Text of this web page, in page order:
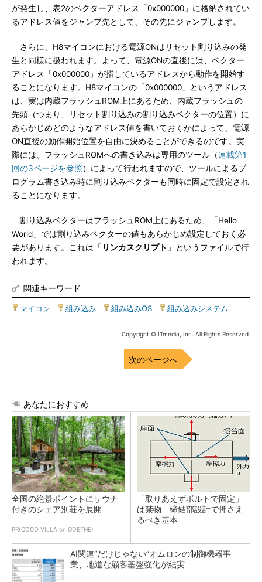
が発生し、表2のベクターアドレス「0x000000」に格納されてい
るアドレス値をジャンプ先として、その先にジャンプします。
さらに、H8マイコンにおける電源ONはリセット割り込みの発
生と同様に扱われます。よって、電源ONの直後には、ベクター
アドレス「0x000000」が指しているアドレスから動作を開始す
ることになります。H8マイコンの「0x000000」というアドレス
は、実は内蔵フラッシュROM上にあるため、内蔵フラッシュの
先頭（つまり、リセット割り込みの割り込みベクターの位置）に
あらかじめどのようなアドレス値を書いておくかによって、電源
ON直後の動作開始位置を自由に決めることができるのです。実
際には、フラッシュROMへの書き込みは専用のツール（連載第1
回の3ページを参照）によって行われますので、ツールによるプ
ログラム書き込み時に割り込みベクターも同時に固定で設定され
ることになります。
割り込みベクターはフラッシュROM上にあるため、「Hello
World」では割り込みベクターの値もあらかじめ設定しておく必
要があります。これは「 リンカスクリプト 」というファイルで行
われます。
関連キーワード
マイコン 組み込み 組み込みOS 組み込みシステム
Copyright © ITmedia, Inc. All Rights Reserved.
次のページへ
あなたにおすすめ
全国の絶景ポイントにサウナ
付きのシェア別荘を展開
PR(COCO VILLA on GOETHE)
「取りあえずボルトで固定」
は禁物 締結部設計で押さえ
るべき基本
AI関連“だけじゃない”オムロンの制御機器事
業、地道な顧客基盤強化が結実